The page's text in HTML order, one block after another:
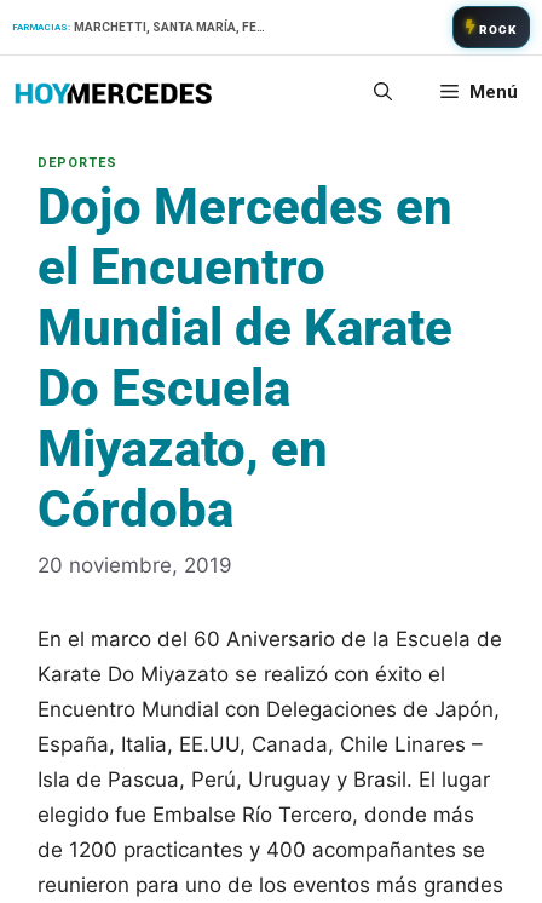
FARMACIAS: ROCK
Menú
Dojo Mercedes en
el Encuentro
Mundial de Karate
Do Escuela
Miyazato, en
Córdoba
20 noviembre, 2019
En el marco del 60 Aniversario de la Escuela de
Karate Do Miyazato se realizó con éxito el
Encuentro Mundial con Delegaciones de Japón,
España, Italia, EE.UU, Canada, Chile Linares –
Isla de Pascua, Perú, Uruguay y Brasil. El lugar
elegido fue Embalse Río Tercero, donde más
de 1200 practicantes y 400 acompañantes se
reunieron para uno de los eventos más grandes